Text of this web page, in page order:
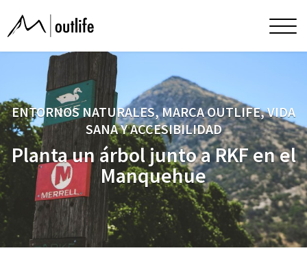
Planta
un
árbol
junto
a
RKF
Menu
ENTORNOS NATURALES, MARCA OUTLIFE, VIDA
SANA Y ACCESIBILIDAD
Planta un árbol junto a RKF en el
Manquehue